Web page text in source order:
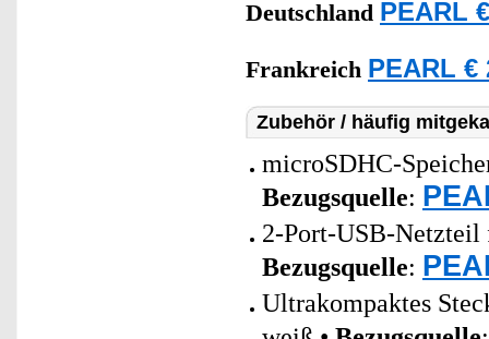
Deutschland PEARL
Frankreich PEARL €
Zubehör / häufig
microSDHC-
Bezugsquelle:
2-Port-USB-Netzteil
Bezugsquelle:
Ultrakompaktes